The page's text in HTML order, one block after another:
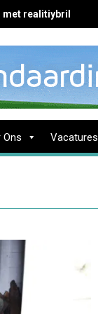
met realitiybril
Ons Vacatures